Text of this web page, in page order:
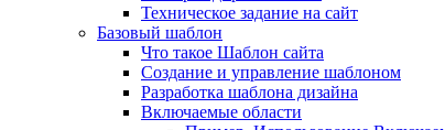
Техническое задание на сайт
Базовый шаблон
Что такое Шаблон сайта
Создание и управление шаблоном
Разработка шаблона дизайна
Включаемые области